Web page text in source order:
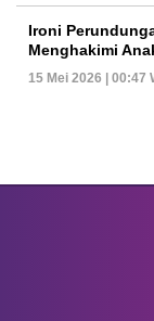
Ironi
Menghakimi
15 Mei 2026 | 00:47